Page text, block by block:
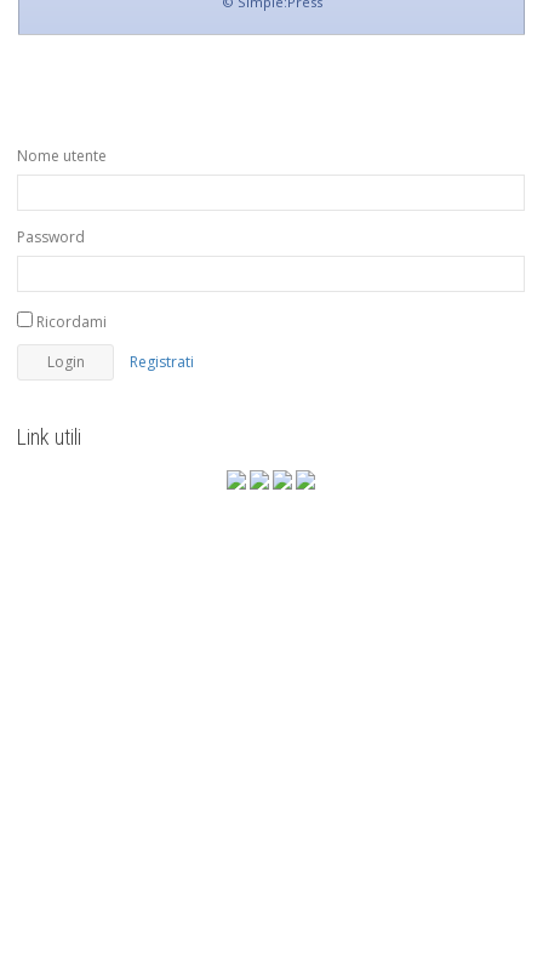
Nome utente
Password
Ricordami
Registrati
Link utili